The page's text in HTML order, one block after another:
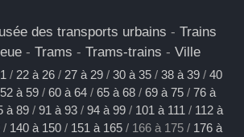
des transports urbains - Trains
- Trams - Trams-trains - Ville
/ 22 à 26 / 27 à 29 / 30 à 35 / 38 à 39 / 40
52 à 59 / 60 à 64 / 65 à 68 / 69 à 75 / 76 à
à 89 / 91 à 93 / 94 à 99 / 101 à 111 / 112 à
/ 140 à 150 / 151 à 165 / 166 à 175 / 176 à